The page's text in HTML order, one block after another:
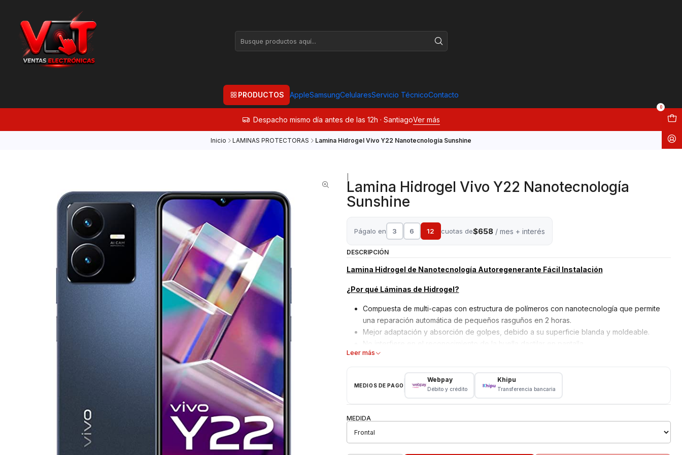
PRODUCTOS AppleSamsungCelularesServicio TécnicoContacto
0
Despacho mismo día antes de las 12h · SantiagoVer más
Inicio LAMINAS PROTECTORAS Lamina Hidrogel Vivo Y22 Nanotecnología Sunshine
Lamina Hidrogel Vivo Y22 Nanotecnología
Sunshine
Págalo en 3 6 12 cuotas de$658/ mes + interés
DESCRIPCIÓN
Lamina Hidrogel de Nanotecnología Autoregenerante Fácil Instalación
¿Por qué Láminas de Hidrogel?
Compuesta de multi-capas con estructura de polímeros con nanotecnología que permite
una reparación automática de pequeños rasguños en 2 horas.
Mejor adaptación y absorción de golpes, debido a su superficie blanda y moldeable.
No interfiere en el reconocimiento de la huella dactilar en pantalla.
Material ultra delgado adaptable a todos los equipos, además de Ajuste perfecto para
Alta sensibilidad en el táctil. No dificulta la manipulación. Transparencia de 100% en tu
pantalla.
desaparezcan las burbujas.
Leer más
MEDIOS DE PAGO
Webpay
Débito y crédito
Khipu
Transferencia bancaria
MEDIDA